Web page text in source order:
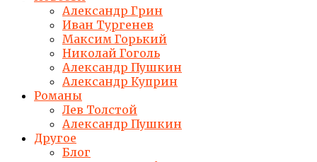
Александр Грин
Иван Тургенев
Максим Горький
Николай Гоголь
Александр Пушкин
Александр Куприн
Романы
Лев Толстой
Александр Пушкин
Другое
Блог